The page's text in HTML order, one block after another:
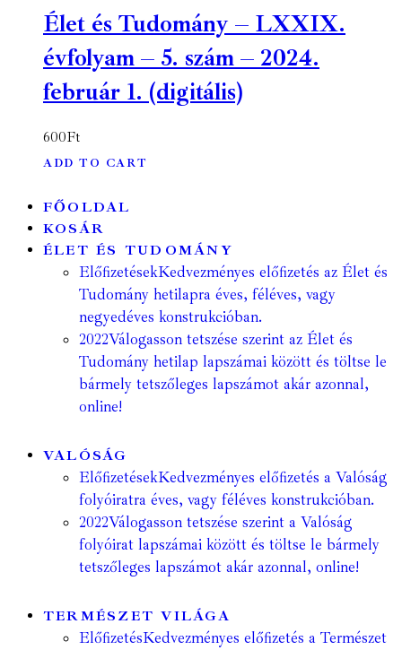
Élet és Tudomány – LXXIX.
évfolyam – 5. szám – 2024.
február 1. (digitális)
600Ft
ADD TO CART
FŐOLDAL
KOSÁR
ÉLET ÉS TUDOMÁNY
ElőfizetésekKedvezményes előfizetés az Élet és
Tudomány hetilapra éves, féléves, vagy
negyedéves konstrukcióban.
2022Válogasson tetszése szerint az Élet és
Tudomány hetilap lapszámai között és töltse le
bármely tetszőleges lapszámot akár azonnal,
online!
VALÓSÁG
ElőfizetésekKedvezményes előfizetés a Valóság
folyóiratra éves, vagy féléves konstrukcióban.
2022Válogasson tetszése szerint a Valóság
folyóirat lapszámai között és töltse le bármely
tetszőleges lapszámot akár azonnal, online!
TERMÉSZET VILÁGA
ElőfizetésKedvezményes előfizetés a Természet